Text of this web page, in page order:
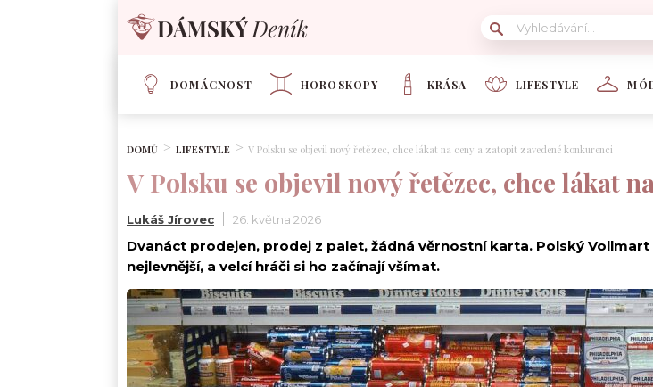
DOMÁCNOST HOROSKOPY KRÁSA LIFESTYLE
DOMŮ LIFESTYLE V Polsku se objevil nový řetězec, chce lákat na ceny a zatopit zavedené konkurenci
V Polsku se objevil nový řetězec, chce lákat
Lukáš Jírovec 26. května 2026
Dvanáct prodejen, prodej z palet, žádná věrnostní karta. Polský
nejlevnější, a velcí hráči si ho začínají všímat.